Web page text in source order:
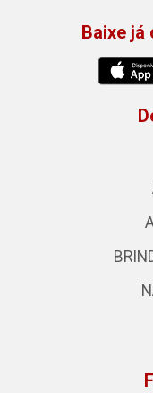
Baixe já